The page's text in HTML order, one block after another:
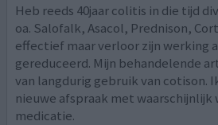
Heb reeds 40jaar colitis in die tijd
oa. Salofalk, Asacol, Prednison,
effectief maar verloor zijn werking
gereduceerd. Mijn behandelende
van langdurig gebruik van cotison.
nieuwe afspraak met waarschijnlijk
medicatie.